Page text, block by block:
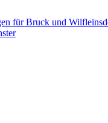
für Bruck und